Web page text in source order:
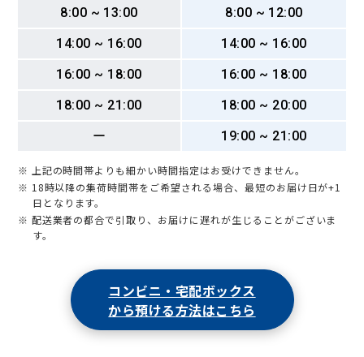
8:00 ~ 13:00
8:00 ~ 12:00
14:00 ~ 16:00
14:00 ~ 16:00
16:00 ~ 18:00
16:00 ~ 18:00
18:00 ~ 21:00
18:00 ~ 20:00
ー
19:00 ~ 21:00
※ 上記の時間帯よりも細かい時間指定はお受けできません。
※ 18時以降の集荷時間帯をご希望される場合、最短のお届け日が+1
日となります。
※ 配送業者の都合で引取り、お届けに遅れが生じることがございま
す。
コンビニ・宅配ボックス
から預ける方法はこちら